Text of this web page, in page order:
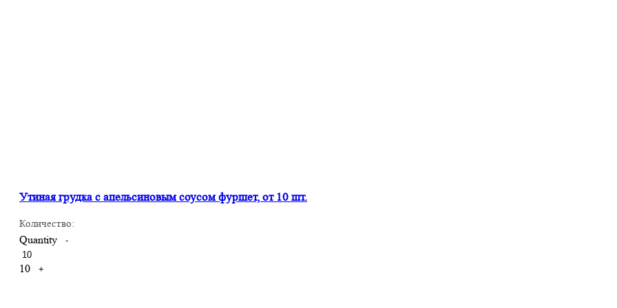
Утиная грудка с апельсиновым соусом фуршет, от 10 шт.
Количество:
Quantity -
10 +